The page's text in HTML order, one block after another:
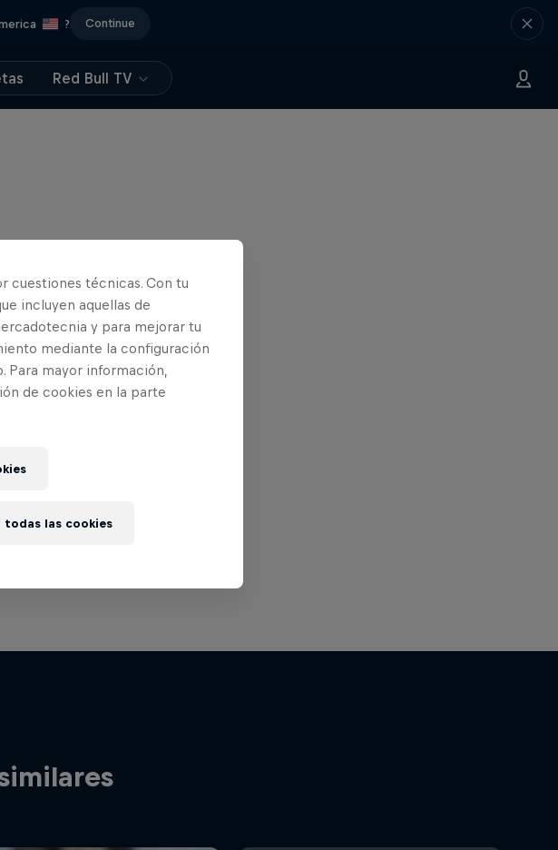
? Continue
Red Bull TV
cuestiones técnicas. Con tu
incluyen aquellas de
y para mejorar tu
mediante la configuración
mayor información,
de cookies en la parte
todas las cookies